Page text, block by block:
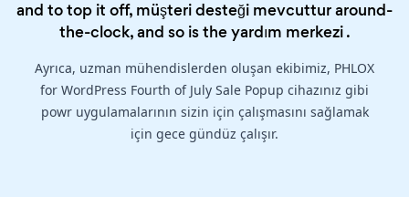
and to top it off, müşteri desteği mevcuttur around-
the-clock, and so is theyardım merkezi.
Ayrıca, uzman mühendislerden oluşan ekibimiz, PHLOX
for WordPress Fourth of July Sale Popup cihazınız gibi
powr uygulamalarının sizin için çalışmasını sağlamak
için gece gündüz çalışır.